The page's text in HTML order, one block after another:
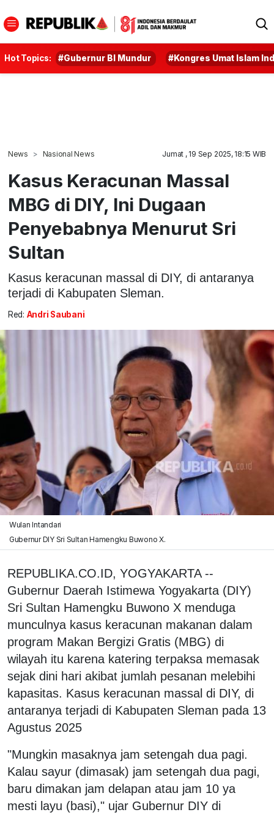
Hot Topics: #Gubernur BI Mundur #Kongres Umat Islam
News Nasional News Jumat , 19 Sep 2025, 18:15 WIB
Kasus Keracunan Massal
MBG di DIY, Ini Dugaan
Penyebabnya Menurut Sri
Sultan
Kasus keracunan massal di DIY, di antaranya
terjadi di Kabupaten Sleman.
Red: Andri Saubani
Wulan Intandari
Gubernur DIY Sri Sultan Hamengku Buwono X.
REPUBLIKA.CO.ID, YOGYAKARTA --
Gubernur Daerah Istimewa Yogyakarta (DIY)
Sri Sultan Hamengku Buwono X menduga
munculnya kasus keracunan makanan dalam
program Makan Bergizi Gratis (MBG) di
wilayah itu karena katering terpaksa memasak
sejak dini hari akibat jumlah pesanan melebihi
kapasitas. Kasus keracunan massal di DIY, di
antaranya terjadi di Kabupaten Sleman pada 13
Agustus 2025
"Mungkin masaknya jam setengah dua pagi.
Kalau sayur (dimasak) jam setengah dua pagi,
baru dimakan jam delapan atau jam 10 ya
mesti layu (basi)," ujar Gubernur DIY di